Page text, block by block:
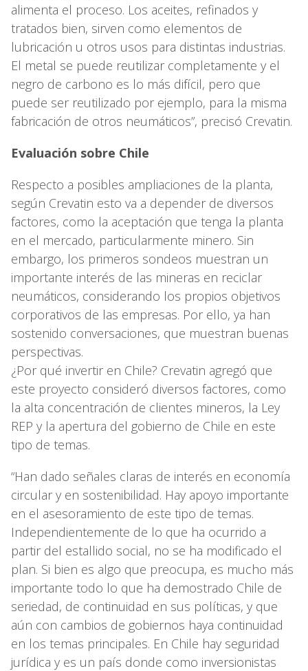
alimenta el proceso. Los aceites, refinados y
tratados bien, sirven como elementos de
lubricación u otros usos para distintas industrias.
El metal se puede reutilizar completamente y el
negro de carbono es lo más difícil, pero que
puede ser reutilizado por ejemplo, para la misma
fabricación de otros neumáticos”, precisó Crevatin.
Evaluación sobre Chile
Respecto a posibles ampliaciones de la planta,
según Crevatin esto va a depender de diversos
factores, como la aceptación que tenga la planta
en el mercado, particularmente minero. Sin
embargo, los primeros sondeos muestran un
importante interés de las mineras en reciclar
neumáticos, considerando los propios objetivos
corporativos de las empresas. Por ello, ya han
sostenido conversaciones, que muestran buenas
perspectivas.
¿Por qué invertir en Chile? Crevatin agregó que
este proyecto consideró diversos factores, como
la alta concentración de clientes mineros, la Ley
REP y la apertura del gobierno de Chile en este
tipo de temas.
“Han dado señales claras de interés en economía
circular y en sostenibilidad. Hay apoyo importante
en el asesoramiento de este tipo de temas.
Independientemente de lo que ha ocurrido a
partir del estallido social, no se ha modificado el
plan. Si bien es algo que preocupa, es mucho más
importante todo lo que ha demostrado Chile de
seriedad, de continuidad en sus políticas, y que
aún con cambios de gobiernos haya continuidad
en los temas principales. En Chile hay seguridad
jurídica y es un país donde como inversionistas